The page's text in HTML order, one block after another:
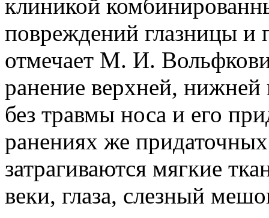
клиникой
повреждений глазницы и
отмечает М. И.
ранение верхней,
без травмы носа и его
ранениях же
затрагиваются мягкие
веки, глаза, слезный